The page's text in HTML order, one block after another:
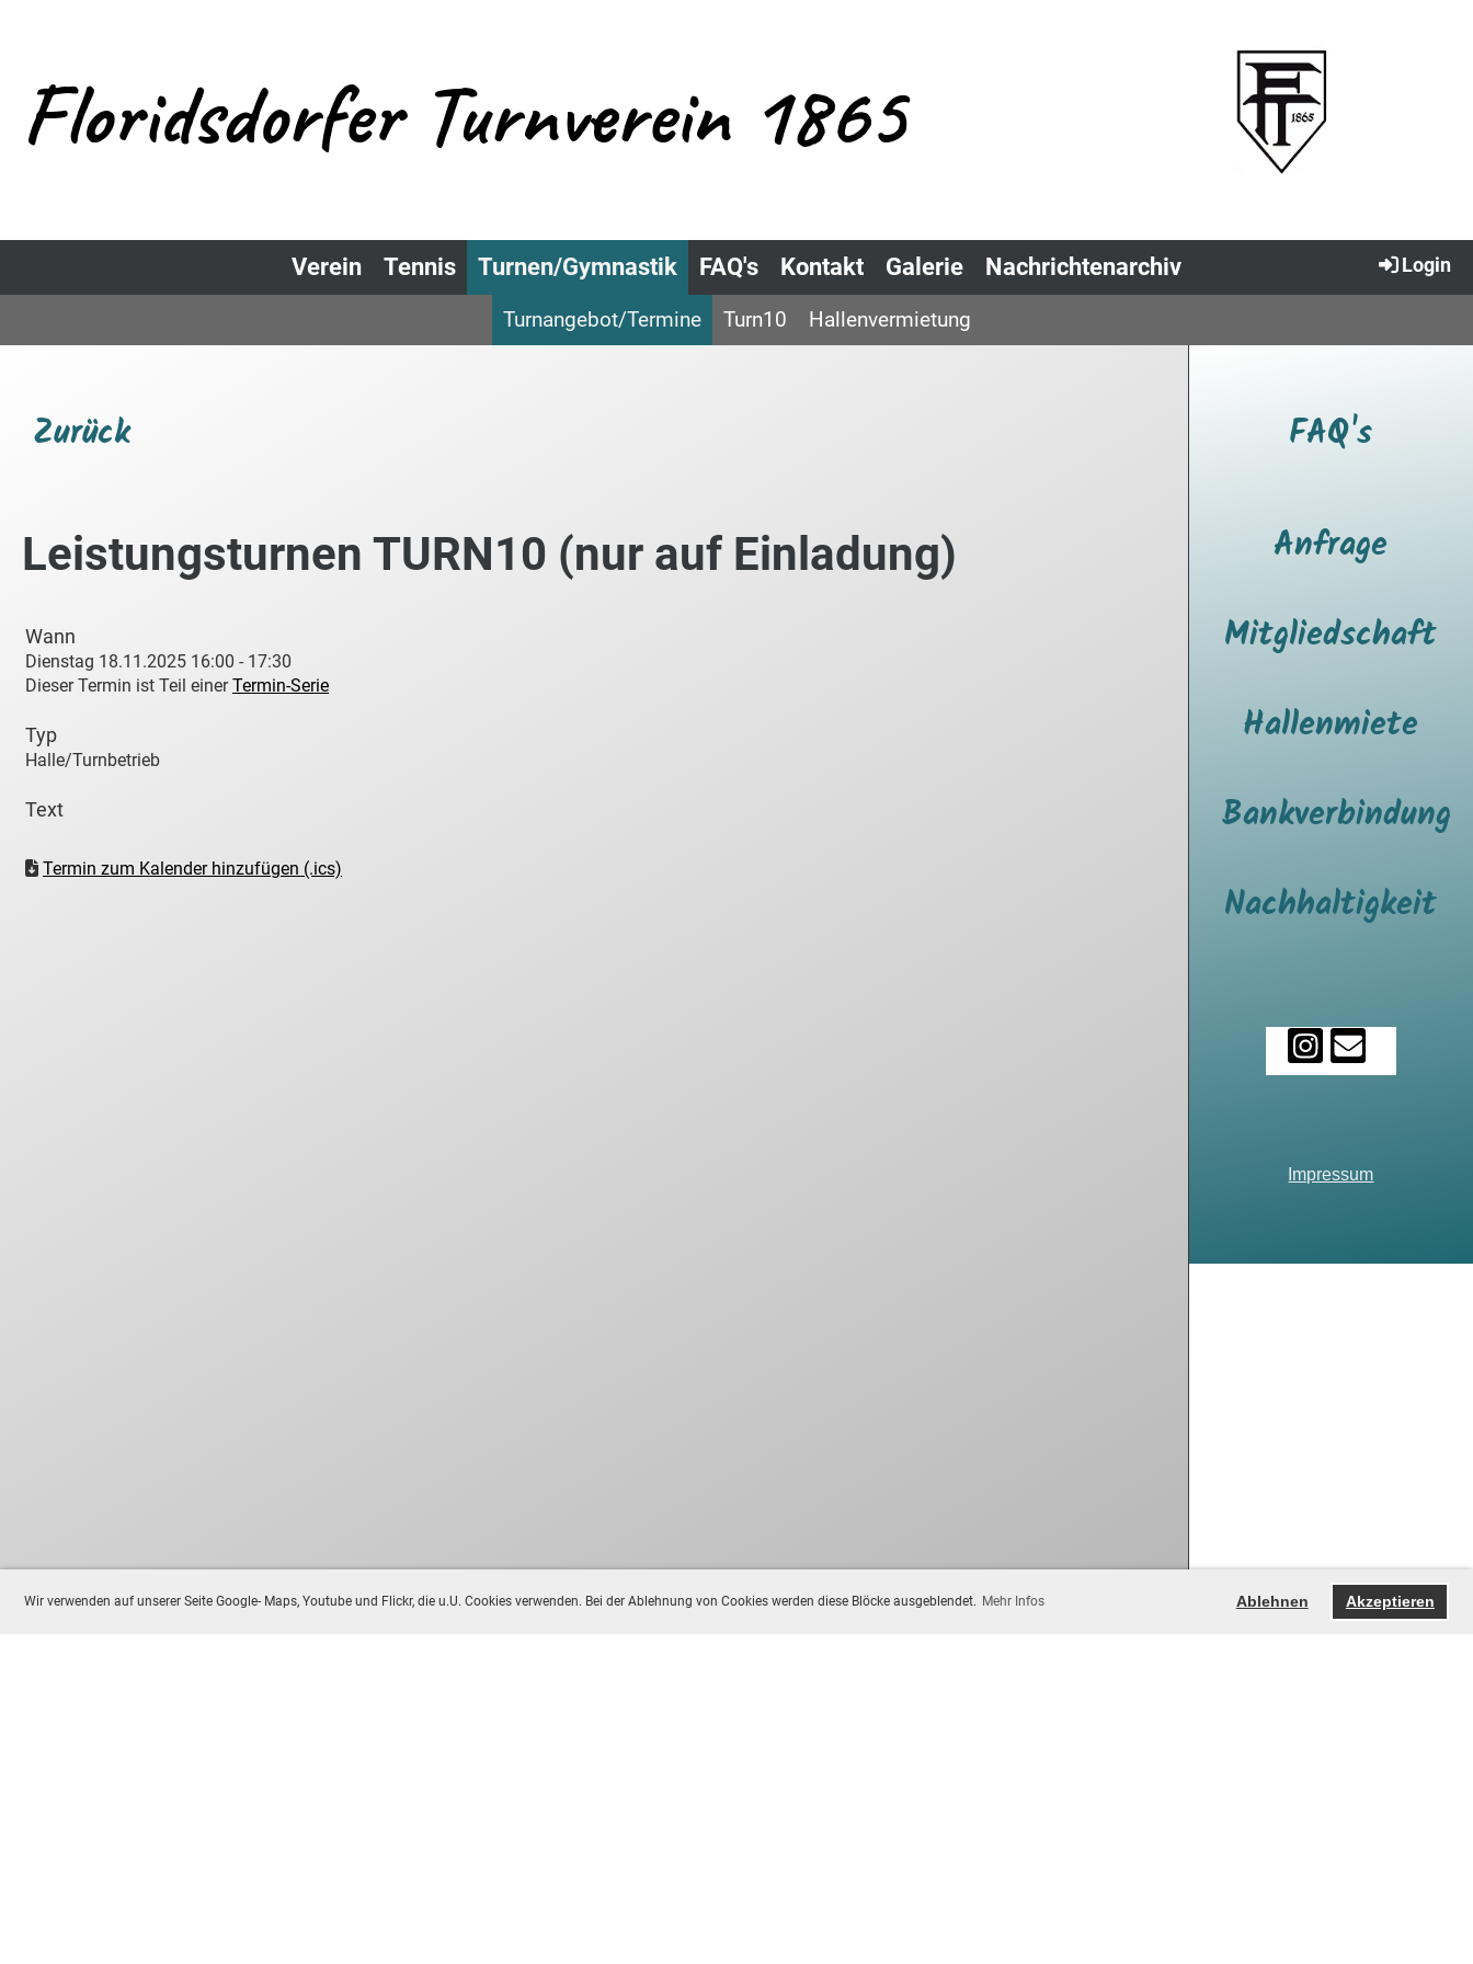
Wir verwenden auf unserer Seite Google- Maps, Youtube und Flickr, die u.U. Cookies verwenden. Bei der Ablehnung von Cookies werden diese Blöcke ausgeblendet. Mehr Infos Ablehnen Akzeptieren
Floridsdorfer Turnverein 1865
Verein Tennis Turnen/Gymnastik FAQ's Kontakt Galerie Nachrichtenarchiv Login
Turnangebot/Termine Turn10 Hallenvermietung
Zurück
Leistungsturnen TURN10 (nur auf Einladung)
Wann
Dienstag 18.11.2025 16:00 - 17:30
Dieser Termin ist Teil einerTermin-Serie
Typ
Halle/Turnbetrieb
Text
Termin zum Kalender hinzufügen (.ics)
FAQ's
Anfrage
Mitgliedschaft
Hallenmiete
Bankverbindung
Nachhaltigkeit
Impressum